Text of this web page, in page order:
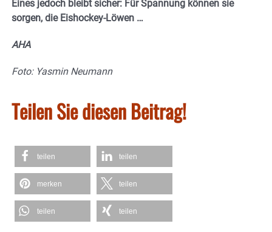
Eines jedoch bleibt sicher: Für Spannung können sie
sorgen, die Eishockey-Löwen …
AHA
Foto: Yasmin Neumann
Teilen Sie diesen Beitrag!
teilen teilen
merken teilen
teilen teilen